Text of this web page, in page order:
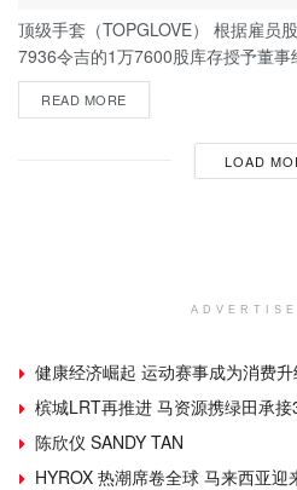
顶级手套（TOPGLOVE） 根据雇员
7936令吉的1万7600股库存授予董事
READ MORE
LOAD
健康经济崛起 运动赛事成为消费升
槟城LRT再推进 马资源携绿田承接
陈欣仪 SANDY TAN
HYROX 热潮席卷全球 马来西亚迎